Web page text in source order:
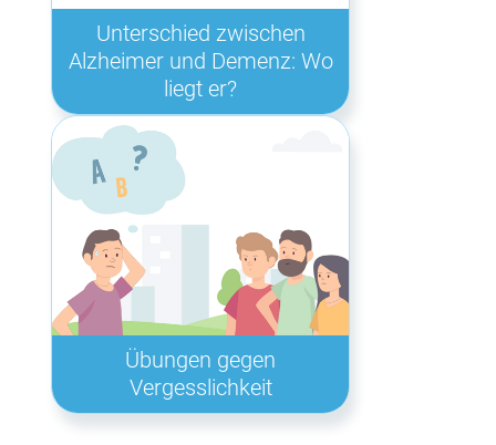
Unterschied zwischen
Alzheimer und Demenz: Wo
liegt er?
Übungen gegen
Vergesslichkeit